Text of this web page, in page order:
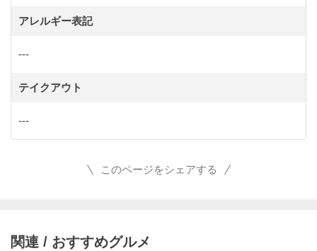
アレルギー表記
---
テイクアウト
---
このページをシェアする
関連 / おすすめグルメ